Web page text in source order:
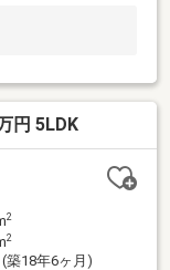
円 5LDK
2
2
築18年6ヶ月)